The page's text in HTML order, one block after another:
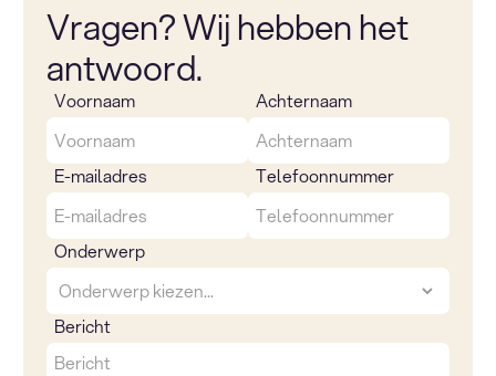
Vragen? Wij hebben het
antwoord.
Voornaam Achternaam
E-mailadres Telefoonnummer
Onderwerp
Bericht